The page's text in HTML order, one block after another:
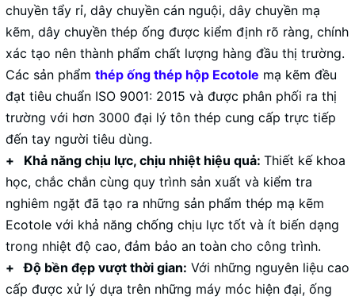
chuyền tẩy rỉ, dây chuyền cán nguội, dây chuyền mạ
kẽm, dây chuyền thép ống được kiểm định rõ ràng, chính
xác tạo nên thành phẩm chất lượng hàng đầu thị trường.
Các sản phẩm thép ống thép hộp Ecotole mạ kẽm đều
đạt tiêu chuẩn ISO 9001: 2015 và được phân phối ra thị
trường với hơn 3000 đại lý tôn thép cung cấp trực tiếp
đến tay người tiêu dùng.
+ Khả năng chịu lực, chịu nhiệt hiệu quả: Thiết kế khoa
học, chắc chắn cùng quy trình sản xuất và kiểm tra
nghiêm ngặt đã tạo ra những sản phẩm thép mạ kẽm
Ecotole với khả năng chống chịu lực tốt và ít biến dạng
trong nhiệt độ cao, đảm bảo an toàn cho công trình.
+ Độ bền đẹp vượt thời gian: Với những nguyên liệu cao
cấp được xử lý dựa trên những máy móc hiện đại, ống